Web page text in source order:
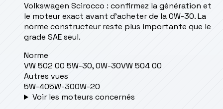
Volkswagen Scirocco : confirmez la génération et
le moteur exact avant d’acheter de la 0W-30. La
norme constructeur reste plus importante que le
grade SAE seul.
Norme
VW 502 00 5W-30, 0W-30VW 504 00
Autres vues
5W-405W-300W-20
Voir les moteurs concernés